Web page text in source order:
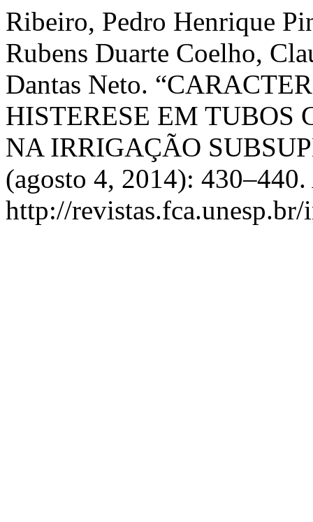
Ribeiro, Pedro Henrique
Rubens Duarte Coelho,
Dantas Neto.
HISTERESE EM TUBOS
NA IRRIGAÇÃO
(agosto 4, 2014):
http://